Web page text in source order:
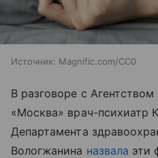
Источник: Magnific.com/CC0
В разговоре с
«Москва» врач-психиатр
Департамента
Вологжанина назвала эти